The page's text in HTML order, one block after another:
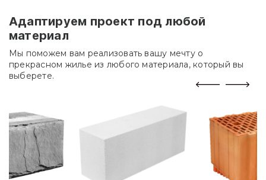
Адаптируем проект под любой
материал
Мы поможем вам реализовать вашу мечту о
прекрасном жилье из любого материала, который вы
выберете.